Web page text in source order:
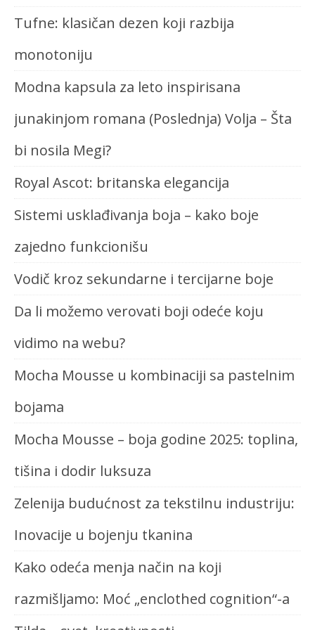
Tufne: klasičan dezen koji razbija
monotoniju
Modna kapsula za leto inspirisana
junakinjom romana (Poslednja) Volja – Šta
bi nosila Megi?
Royal Ascot: britanska elegancija
Sistemi usklađivanja boja – kako boje
zajedno funkcionišu
Vodič kroz sekundarne i tercijarne boje
Da li možemo verovati boji odeće koju
vidimo na webu?
Mocha Mousse u kombinaciji sa pastelnim
bojama
Mocha Mousse – boja godine 2025: toplina,
tišina i dodir luksuza
Zelenija budućnost za tekstilnu industriju:
Inovacije u bojenju tkanina
Kako odeća menja način na koji
razmišljamo: Moć „enclothed cognition“-a